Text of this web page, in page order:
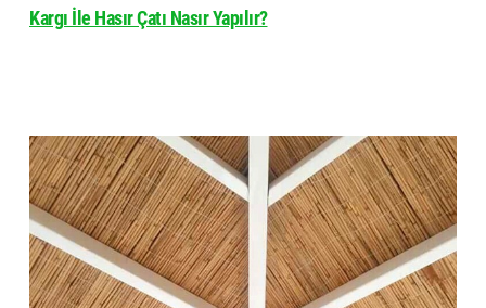
Kargı İle Hasır Çatı Nasır Yapılır?